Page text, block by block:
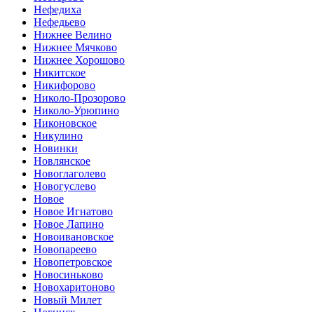
Нефедиха
Нефедьево
Нижнее Велино
Нижнее Мячково
Нижнее Хорошово
Никитское
Никифорово
Николо-Прозорово
Николо-Урюпино
Никоновское
Никулино
Новинки
Новлянское
Новоглаголево
Новогуслево
Новое
Новое Игнатово
Новое Лапино
Новоивановское
Новопареево
Новопетровское
Новосиньково
Новохаритоново
Новый Милет